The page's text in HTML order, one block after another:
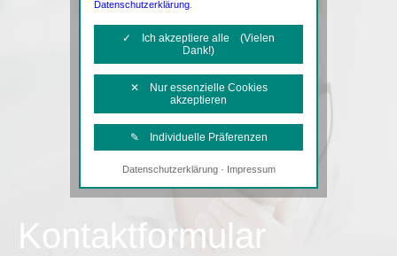
Kontaktformular
Datenschutzerklärung
✓ Ich akzeptiere alle (Vielen
Dank!)
✕ Nur essenzielle Cookies
akzeptieren
✎ Individuelle Präferenzen
Notwendige Cookies
Diese Cookies sind erforderlich, um die
grundlegende Funktionalität der Website
Tracking- und Targeting-Cookies
Datenschutzerklärung· Impressum